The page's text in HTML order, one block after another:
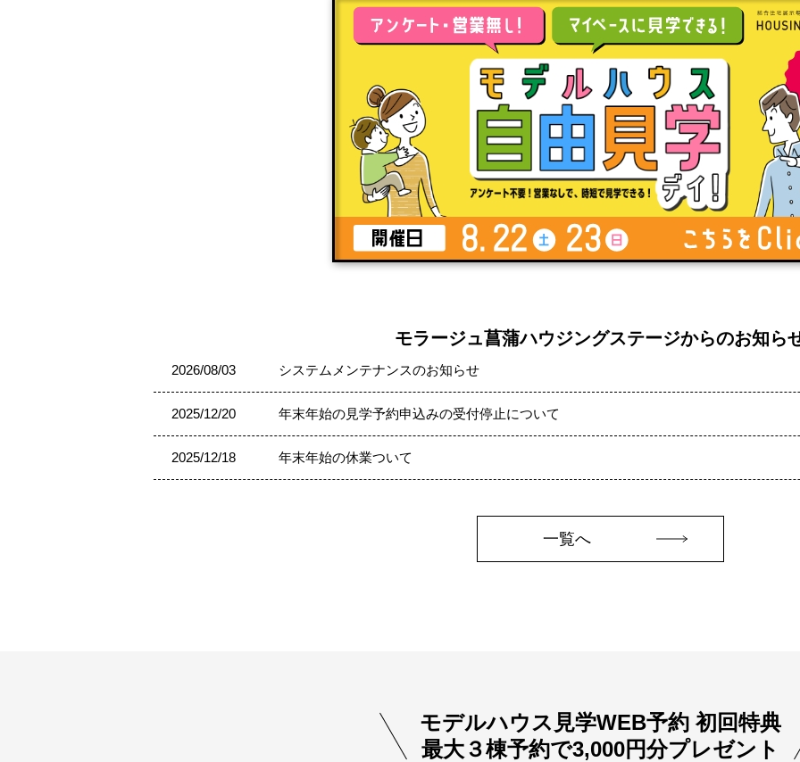
モラージュ菖蒲ハウジングステージからのお知ら
2026/08/03 システムメンテナンスのお知らせ
2025/12/20 年末年始の見学予約申込みの受付停止について
2025/12/18 年末年始の休業ついて
一覧へ
モデルハウス見学WEB予約 初回特典
最大３棟予約で3,000円分プレゼント